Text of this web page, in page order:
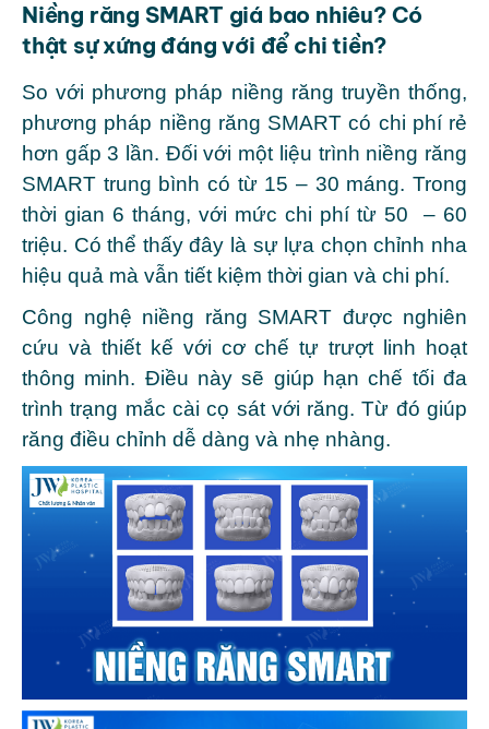
Niềng răng SMART giá bao nhiêu? Có
thật sự xứng đáng với để chi tiền?
So với phương pháp niềng răng truyền thống,
phương pháp niềng răng SMART có chi phí rẻ
hơn gấp 3 lần. Đối với một liệu trình niềng răng
SMART trung bình có từ 15 – 30 máng. Trong
thời gian 6 tháng, với mức chi phí từ 50 – 60
triệu. Có thể thấy đây là sự lựa chọn chỉnh nha
hiệu quả mà vẫn tiết kiệm thời gian và chi phí.
Công nghệ niềng răng SMART được nghiên
cứu và thiết kế với cơ chế tự trượt linh hoạt
thông minh. Điều này sẽ giúp hạn chế tối đa
trình trạng mắc cài cọ sát với răng. Từ đó giúp
răng điều chỉnh dễ dàng và nhẹ nhàng.